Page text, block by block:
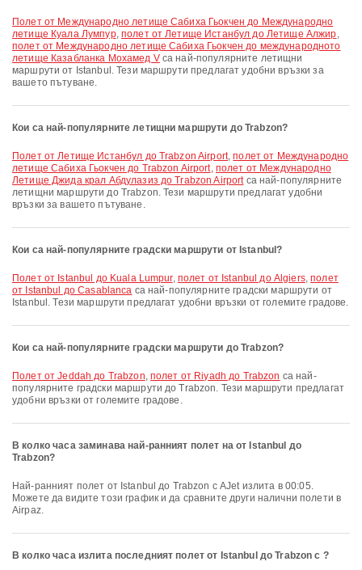
полет от Международно летище Сабиха Гьокчен до Международно
летище Куала Лумпур, полет от Летище Истанбул до Летище Алжир,
полет от Международно летище Сабиха Гьокчен до международното
летище Казабланка Мохамед Vса най-популярните летищни
маршрути от Istanbul. Тези маршрути предлагат удобни връзки за
вашето пътуване.
Кои са най-популярните летищни маршрути до Trabzon?
полет от Летище Истанбул до Trabzon Airport,полет от Международно
летище Сабиха Гьокчен до Trabzon Airport, полет от Международно
Летище Джида крал Абдулазиз до Trabzon Airportса най-популярните
летищни маршрути до Trabzon. Тези маршрути предлагат удобни
връзки за вашето пътуване.
Кои са най-популярните градски маршрути от Istanbul?
полет от Istanbul до Kuala Lumpur, полет от Istanbul до Algiers,полет
от Istanbul до Casablanca са най-популярните градски маршрути от
Istanbul. Тези маршрути предлагат удобни връзки от големите градове.
Кои са най-популярните градски маршрути до Trabzon?
полет от Jeddah до Trabzon, полет от Riyadh до Trabzon са най-
популярните градски маршрути до Trabzon. Тези маршрути предлагат
удобни връзки от големите градове.
В колко часа заминава най-ранният полет на от Istanbul до
Trabzon?
Най-ранният полет от Istanbul до Trabzon с AJet излита в 00:05.
Можете да видите този график и да сравните други налични полети в
Airpaz.
В колко часа излита последният полет от Istanbul до Trabzon с ?